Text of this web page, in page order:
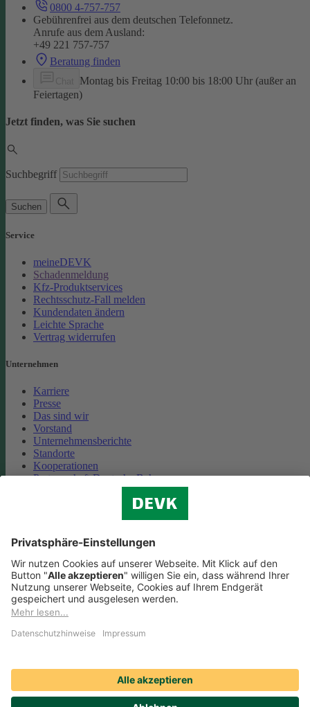
0800 4-757-757
Gebührenfrei aus dem deutschen Telefonnetz.
Anrufe aus dem Ausland:
+49 221 757-757
Beratung finden
Montag bis Freitag 10:00 bis 18:00 Uhr (außer an
Feiertagen)
Jetzt finden, was Sie suchen
Suchbegriff
Suchen
Service
meineDEVK
Schadenmeldung
Kfz-Produktservices
Rechtsschutz-Fall melden
Kundendaten ändern
Leichte Sprache
Vertrag widerrufen
Unternehmen
Karriere
Presse
Das sind wir
Vorstand
Unternehmensberichte
Standorte
Kooperationen
Partnerschaft Deutsche Bahn
Cookie-Einstellungen
Datenschutz
Impressum
Streitbeilegung
Nutzungshinweise
Compliance
Social Media Icons sowie Verlinkungen, die mit